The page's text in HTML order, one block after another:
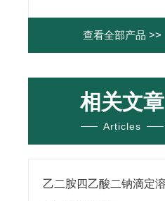
查看全部产品 >>
相关文章
Articles